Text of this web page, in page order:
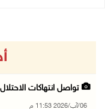
تواصل انتهاكات
06/آب/2026 11:53 م